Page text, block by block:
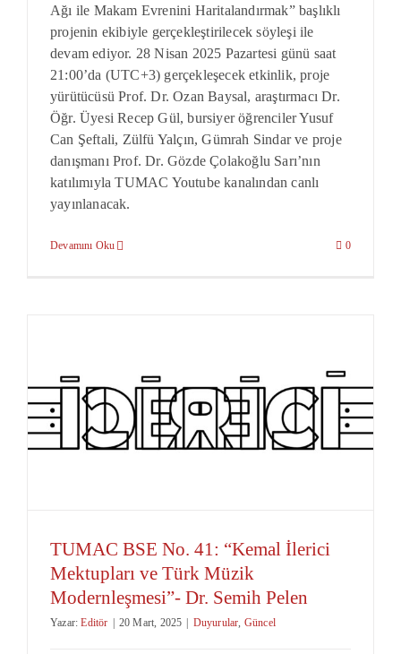
Ağı ile Makam Evrenini Haritalandırmak” başlıklı
projenin ekibiyle gerçekleştirilecek söyleşi ile
devam ediyor. 28 Nisan 2025 Pazartesi günü saat
21:00’da (UTC+3) gerçekleşecek etkinlik, proje
yürütücüsü Prof. Dr. Ozan Baysal, araştırmacı Dr.
Öğr. Üyesi Recep Gül, bursiyer öğrenciler Yusuf
Can Şeftali, Zülfü Yalçın, Gümrah Sindar ve proje
danışmanı Prof. Dr. Gözde Çolakoğlu Sarı’nın
katılımıyla TUMAC Youtube kanalından canlı
yayınlanacak.
Devamını Oku 0
TUMAC BSE No. 41: “Kemal İlerici
Mektupları ve Türk Müzik
Modernleşmesi”- Dr. Semih Pelen
Yazar:Editör | 20 Mart, 2025 | Duyurular, Güncel